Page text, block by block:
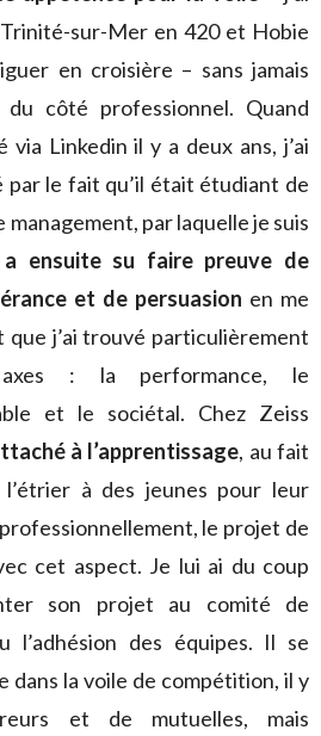
sur-Mer en 420 et Hobie
en croisière – sans jamais
côté professionnel. Quand
via Linkedin il y a deux ans, j’ai
par le fait qu’il était étudiant de
management, par laquelle je suis
ensuite su faire preuve de
et de persuasion en me
j’ai trouvé particulièrement
: la performance, le
et le sociétal. Chez Zeiss
à l’apprentissage, au fait
à des jeunes pour leur
le projet de
cet aspect. Je lui ai du coup
son projet au comité de
l’adhésion des équipes. Il se
dans la voile de compétition, il y
et de mutuelles, mais